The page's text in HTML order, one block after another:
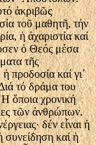
ἀκριβῶς
τοῦ μαθητῆ, τήν
ἡ ἀχαριστία καί
ὁ Θεός μέσα
τῆς
προδοσία καί γι᾿
τό δράμα του
ὅποια χρονική
τῶν ἀνθρώπων.
δέν εἶναι ἡ
συνείδηση καί ἡ